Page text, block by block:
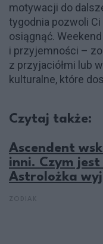
motywacji do
tygodnia pozwoli Ci
osiągnąć.
i przyjemności –
z przyjaciółmi lub
kulturalne, które
Czytaj także:
Ascendent
inni. Czym
Astrolożka